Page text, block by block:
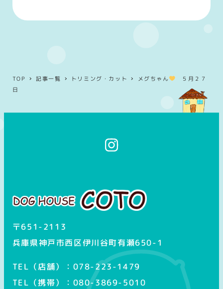
TOP 記事一覧 トリミング・カット メグちゃん
５月２７
日
ム
〒651-2113
兵庫県神戸市西区伊川谷町有瀬650-1
TEL（店舗）：078-223-1479
TEL（携帯）：080-3869-5010